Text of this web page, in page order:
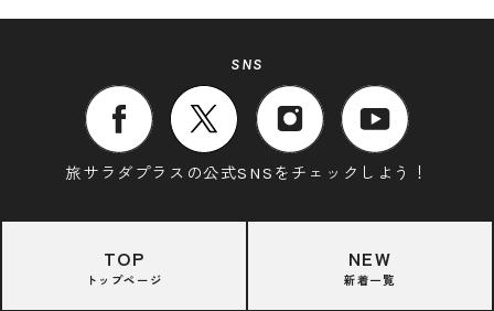
SNS
旅サラダプラスの公式SNSをチェックしよう！
TOP
トップページ
NEW
新着一覧